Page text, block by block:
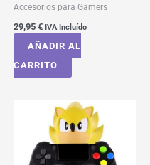
Accesorios para Gamers
29,95 € IVA Incluído
AÑADIR AL
CARRITO